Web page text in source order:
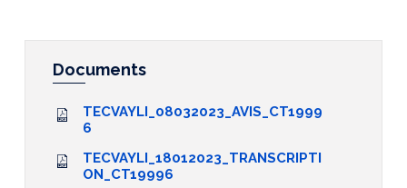
Documents
TECVAYLI_08032023_AVIS_CT1999
6
TECVAYLI_18012023_TRANSCRIPTI
ON_CT19996